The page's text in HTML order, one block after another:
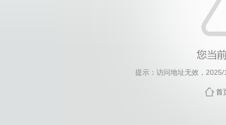
提示：访问地址无效，
首